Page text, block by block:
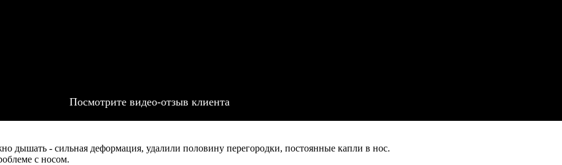
Посмотрите видео-отзыв клиента
дышать - сильная деформация, удалили половину перегородки, постоянные капли в нос.
с носом.